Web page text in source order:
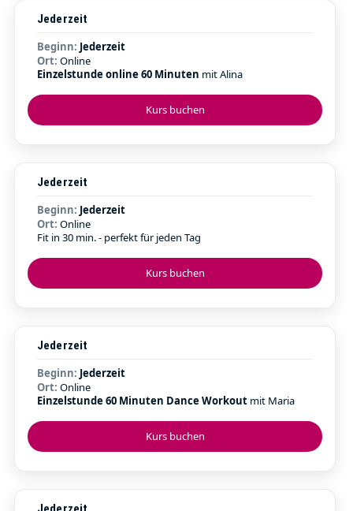
Kurs buchen
Jederzeit
Beginn: Jederzeit
Ort: Online
Einzelstunde online 60 Minuten mit Alina
Kurs buchen
Jederzeit
Beginn: Jederzeit
Ort: Online
Fit in 30 min. - perfekt für jeden Tag
Kurs buchen
Jederzeit
Beginn: Jederzeit
Ort: Online
Einzelstunde 60 Minuten Dance Workout mit Maria